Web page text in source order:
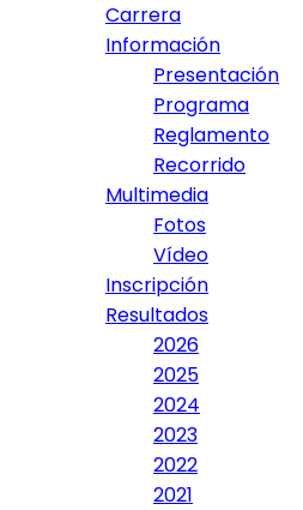
Carrera
Información
Presentación
Programa
Reglamento
Recorrido
Multimedia
Fotos
Vídeo
Inscripción
Resultados
2026
2025
2024
2023
2022
2021